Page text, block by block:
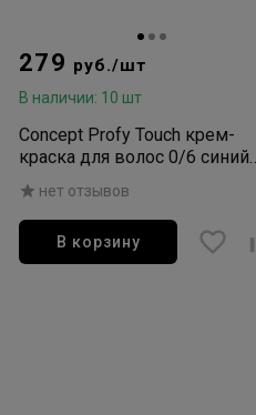
279 руб./шт
В наличии: 10 шт
Concept Profy Touch крем-
краска для волос 0/6 синий
микстон 100мл
нет отзывов
В корзину